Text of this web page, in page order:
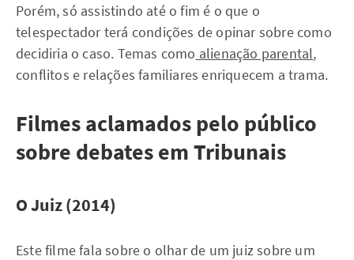
Porém, só assistindo até o fim é o que o
telespectador terá condições de opinar sobre como
decidiria o caso. Temas como alienação parental,
conflitos e relações familiares enriquecem a trama.
Filmes aclamados pelo público
sobre debates em Tribunais
O Juiz (2014)
Este filme fala sobre o olhar de um juiz sobre um